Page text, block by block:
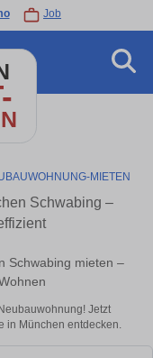
Job
MIETEN
Schwabing –
Schwabing mieten –
Jetzt
in München entdecken.